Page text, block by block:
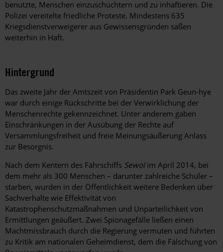
benutzte, Menschen einzuschüchtern und zu inhaftieren. Die
Polizei vereitelte friedliche Proteste. Mindestens 635
Kriegsdienstverweigerer aus Gewissensgründen saßen
weiterhin in Haft.
Hintergrund
Das zweite Jahr der Amtszeit von Präsidentin Park Geun-hye
war durch einige Rückschritte bei der Verwirklichung der
Menschenrechte gekennzeichnet. Unter anderem gaben
Einschränkungen in der Ausübung der Rechte auf
Versammlungsfreiheit und freie Meinungsäußerung Anlass
zur Besorgnis.
Nach dem Kentern des Fährschiffs Sewolim April 2014, bei
dem mehr als 300 Menschen – darunter zahlreiche Schüler –
starben, wurden in der Öffentlichkeit weitere Bedenken über
Sachverhalte wie Effektivität von
Katastrophenschutzmaßnahmen und Unparteilichkeit von
Ermittlungen geäußert. Zwei Spionagefälle ließen einen
Machtmissbrauch durch die Regierung vermuten und führten
zu Kritik am nationalen Geheimdienst, dem die Fälschung von